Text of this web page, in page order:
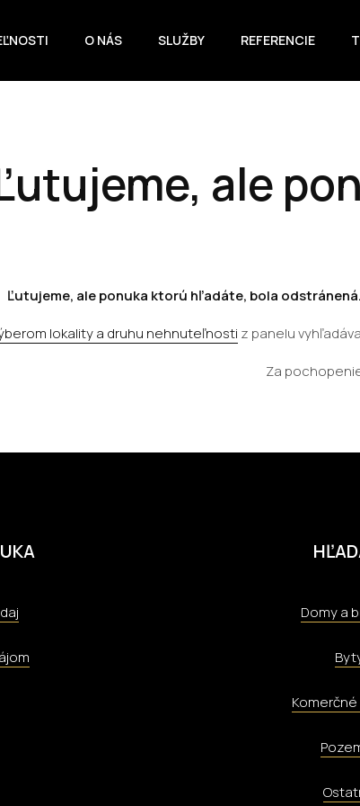
O NÁS SLUŽBY REFERENCIE
ale
Ľutujeme, ale ponuka ktorú hľadáte, bola
lokality a druhu nehnuteľnosti z panelu
Za
Domy a